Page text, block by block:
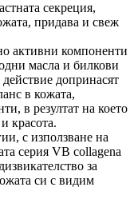
секреция,
придава и свеж
активни компоненти
масла и билкови
допринасят
в кожата,
в резултат на което
красота.
с използване на
серия VB collagena
за
си с видим